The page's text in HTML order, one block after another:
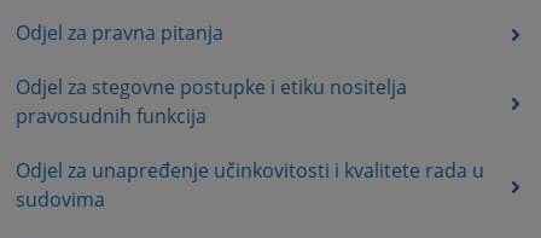
Odjel za pravna pitanja
Odjel za stegovne postupke i etiku nositelja
pravosudnih funkcija
Odjel za unapređenje učinkovitosti i kvalitete rada u
sudovima